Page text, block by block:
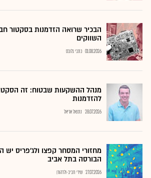
הבכיר שרואה הזדמנות בסקטור
השווקים
01.08.2026 כתבי גלובס
מנהל ההשקעות שבטוח: זה
להזדמנות
28.07.2026 נתנאל אריאל
מחזורי המסחר קפצו ולג'פריס
הבורסה בתל אביב
27.07.2026 שירי חביב-ולדהורן